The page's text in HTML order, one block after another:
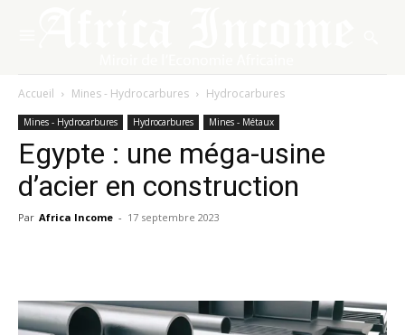
Accueil Mines - Hydrocarbures Hydrocarbures
Mines - Hydrocarbures Hydrocarbures Mines - Métaux
Egypte : une méga-usine
d’acier en construction
Par Africa Income - 17 septembre 2023